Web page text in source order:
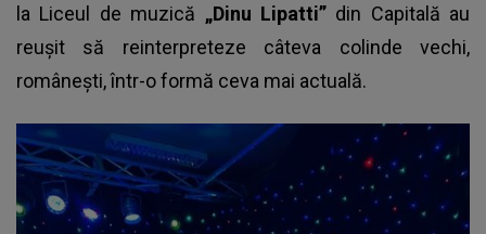
la Liceul de muzică „Dinu Lipatti” din Capitală au
reușit să reinterpreteze câteva colinde vechi,
românești, într-o formă ceva mai actuală.